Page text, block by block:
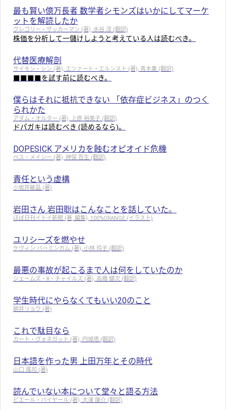
最も賢い億万長者 数学者シモンズはいかにしてマーケ
ットを解読したか
グレゴリー・ザッカーマン (著), 水谷 淳 (翻訳)
株価を分析して一儲けしようと考えている人は読むべき。
代替医療解剖
サイモン・シン (著), エツァート・エルンスト (著), 青木薫 (翻訳)
■■■■を試す前に読むべき。
僕らはそれに抵抗できない 「依存症ビジネス」のつく
られかた
アダム・オルター (著), 上原 裕美子 (翻訳)
ドパガキは読むべき (読めるなら)。
DOPESICK アメリカを蝕むオピオイド危機
ベス・メイシー (著), 神保 哲生 (翻訳)
責任という虚構
小坂井敏晶 (著)
岩田さん 岩田聡はこんなことを話していた。
ほぼ日刊イトイ新聞 (著, 編集), 100%ORANGE (イラスト)
ユリシーズを燃やせ
ケヴィン バーミンガム (著), 小林 玲子 (翻訳)
最悪の事故が起こるまで人は何をしていたのか
ジェームズ・R・チャイルズ (著), 高橋 健次 (翻訳)
学生時代にやらなくてもいい20のこと
朝井リョウ (著)
これで駄目なら
カート・ヴォネガット (著), 円城塔 (翻訳)
日本語を作った男 上田万年とその時代
山口 謠司 (著)
読んでいない本について堂々と語る方法
ピエール・バイヤール (著), 大浦 康介 (翻訳)